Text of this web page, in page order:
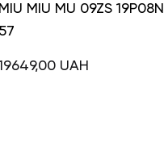
MIU MIU MU 09ZS 19P08N
57
UAH